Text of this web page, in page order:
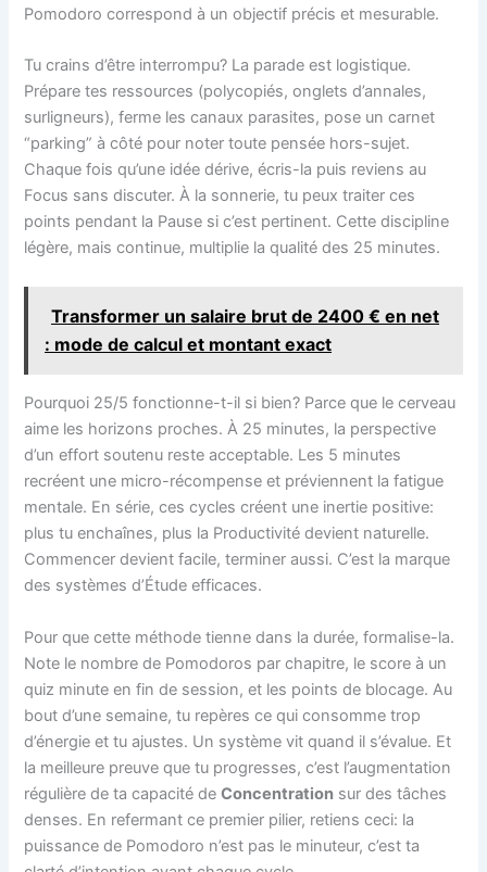
Pomodoro correspond à un objectif précis et mesurable.
Tu crains d’être interrompu? La parade est logistique.
Prépare tes ressources (polycopiés, onglets d’annales,
surligneurs), ferme les canaux parasites, pose un carnet
“parking” à côté pour noter toute pensée hors-sujet.
Chaque fois qu’une idée dérive, écris-la puis reviens au
Focus sans discuter. À la sonnerie, tu peux traiter ces
points pendant la Pause si c’est pertinent. Cette discipline
légère, mais continue, multiplie la qualité des 25 minutes.
Transformer un salaire brut de 2400 € en net
: mode de calcul et montant exact
Pourquoi 25/5 fonctionne-t-il si bien? Parce que le cerveau
aime les horizons proches. À 25 minutes, la perspective
d’un effort soutenu reste acceptable. Les 5 minutes
recréent une micro-récompense et préviennent la fatigue
mentale. En série, ces cycles créent une inertie positive:
plus tu enchaînes, plus la Productivité devient naturelle.
Commencer devient facile, terminer aussi. C’est la marque
des systèmes d’Étude efficaces.
Pour que cette méthode tienne dans la durée, formalise-la.
Note le nombre de Pomodoros par chapitre, le score à un
quiz minute en fin de session, et les points de blocage. Au
bout d’une semaine, tu repères ce qui consomme trop
d’énergie et tu ajustes. Un système vit quand il s’évalue. Et
la meilleure preuve que tu progresses, c’est l’augmentation
régulière de ta capacité deConcentration sur des tâches
denses. En refermant ce premier pilier, retiens ceci: la
puissance de Pomodoro n’est pas le minuteur, c’est ta